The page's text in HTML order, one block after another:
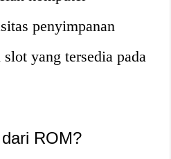
penyimpanan
yang tersedia pada
ROM?